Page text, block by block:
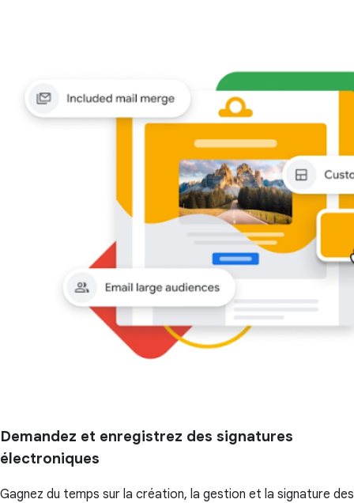
Demandez et enregistrez des signatures
électroniques
Gagnez du temps sur la création, la gestion et la signature des